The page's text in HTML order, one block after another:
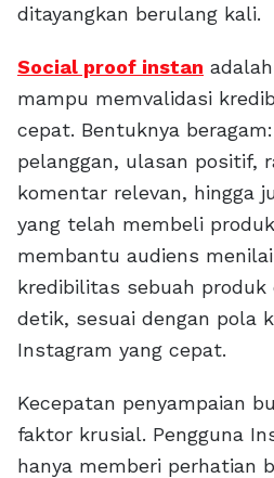
ditayangkan berulang kali.
Social proof instan
mampu memvalidasi
cepat. Bentuknya
pelanggan, ulasan positif,
komentar relevan, hingga
yang telah membeli
membantu audiens
kredibilitas sebuah
detik, sesuai dengan pola
Instagram yang cepat.
Kecepatan penyampaian
faktor krusial. Pengguna
hanya memberi perhatian